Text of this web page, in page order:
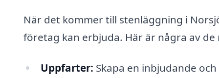
När det kommer till stenläggning i
företag kan erbjuda. Här är några av
Uppfarter: Skapa en inbjudande